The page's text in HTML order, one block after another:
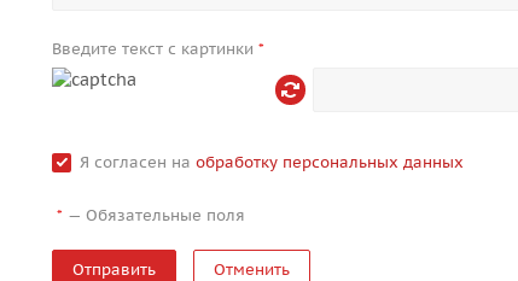
Введите текст с картинки *
Я согласен на обработку персональных данных
* — Обязательные поля
Отменить